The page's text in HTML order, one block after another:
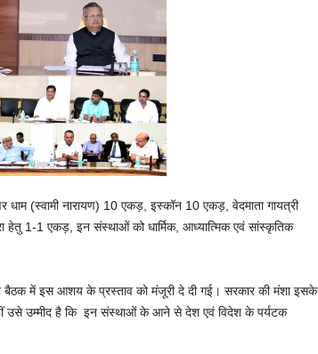
(स्वामी नारायण) 10 एकड़, इस्कॉन 10 एकड़, वेदमाता गायत्री
हेतु 1-1 एकड़, इन संस्थाओं को धार्मिक, आध्यात्मिक एवं सांस्कृतिक
बैठक में इस आशय के प्रस्ताव को मंजूरी दे दी गई। सरकार की मंशा इसके
उसे उम्मीद है कि इन संस्थाओं के आने से देश एवं विदेश के पर्यटक